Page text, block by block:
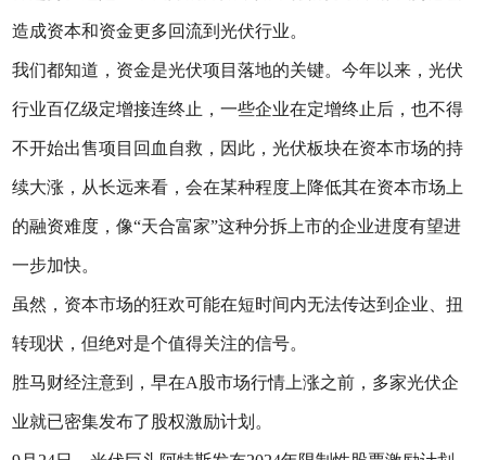
造成资本和资金更多回流到光伏行业。
我们都知道，资金是光伏项目落地的关键。今年以来，光伏
行业百亿级定增接连终止，一些企业在定增终止后，也不得
不开始出售项目回血自救，因此，光伏板块在资本市场的持
续大涨，从长远来看，会在某种程度上降低其在资本市场上
的融资难度，像“天合富家”这种分拆上市的企业进度有望进
一步加快。
虽然，资本市场的狂欢可能在短时间内无法传达到企业、扭
转现状，但绝对是个值得关注的信号。
胜马财经注意到，早在A股市场行情上涨之前，多家光伏企
业就已密集发布了股权激励计划。